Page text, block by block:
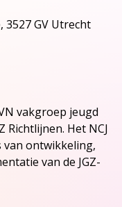
GV Utrecht
vakgroep jeugd
Richtlijnen. Het NCJ
van ontwikkeling,
van de JGZ-